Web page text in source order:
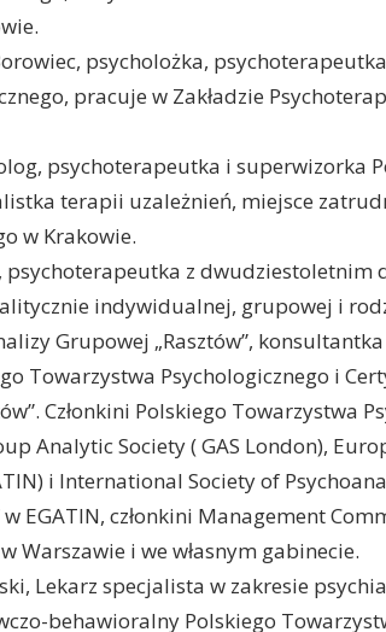
psycholożka,
pracuje w Zakładzie
psychoterapeutka i superwizorka
terapii uzależnień, miejsce
w Krakowie.
psychoterapeutka z
indywidualnej, grupowej i
Grupowej „Rasztów”,
Towarzystwa Psychologicznego i
Członkini Polskiego Towarzystwa
Analytic Society ( GAS London),
i International Society of
w EGATIN, członkini Management
Warszawie i we własnym gabinecie.
Lekarz specjalista w zakresie
behawioralny Polskiego